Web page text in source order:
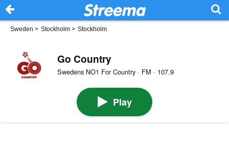
Sweden > Stockholm > Stockholm
Go Country
Swedens NO1 For Country · FM · 107.9
Play